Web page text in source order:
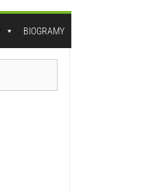
BIOGRAMY